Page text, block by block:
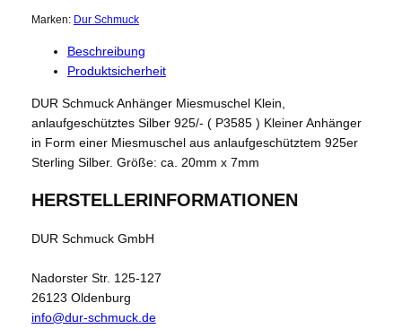
Marken: Dur Schmuck
Beschreibung
Produktsicherheit
DUR Schmuck Anhänger Miesmuschel Klein,
anlaufgeschütztes Silber 925/- ( P3585 ) Kleiner Anhänger
in Form einer Miesmuschel aus anlaufgeschütztem 925er
Sterling Silber. Größe: ca. 20mm x 7mm
HERSTELLERINFORMATIONEN
DUR Schmuck GmbH
Nadorster Str. 125-127
26123 Oldenburg
info@dur-schmuck.de